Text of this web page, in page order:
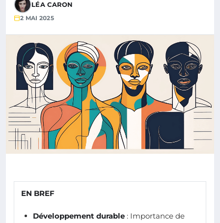
LÉA CARON
2 MAI 2025
EN BREF
Développement durable : Importance de